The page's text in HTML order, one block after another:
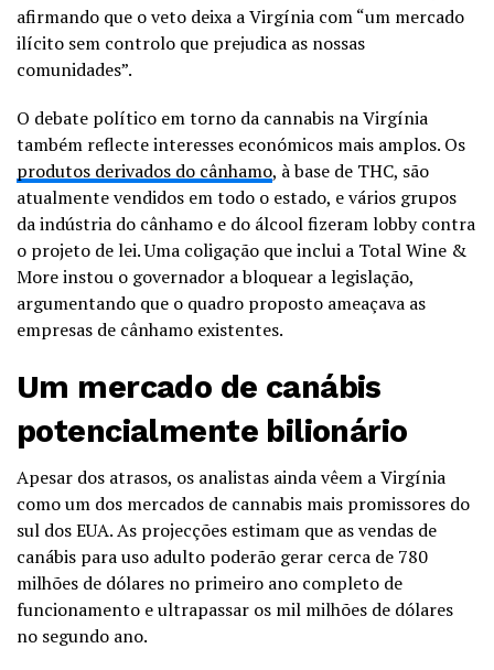
afirmando que o veto deixa a Virgínia com “um mercado
ilícito sem controlo que prejudica as nossas
comunidades”.
O debate político em torno da cannabis na Virgínia
também reflecte interesses económicos mais amplos. Os
produtos derivados do cânhamo, à base de THC, são
atualmente vendidos em todo o estado, e vários grupos
da indústria do cânhamo e do álcool fizeram lobby contra
o projeto de lei. Uma coligação que inclui a Total Wine &
More instou o governador a bloquear a legislação,
argumentando que o quadro proposto ameaçava as
empresas de cânhamo existentes.
Um mercado de canábis
potencialmente bilionário
Apesar dos atrasos, os analistas ainda vêem a Virgínia
como um dos mercados de cannabis mais promissores do
sul dos EUA. As projecções estimam que as vendas de
canábis para uso adulto poderão gerar cerca de 780
milhões de dólares no primeiro ano completo de
funcionamento e ultrapassar os mil milhões de dólares
no segundo ano.